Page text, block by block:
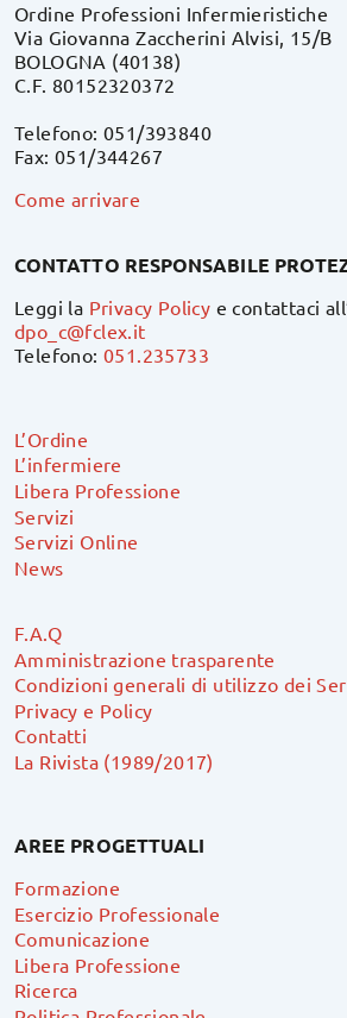
Ordine Professioni Infermieristiche
Via Giovanna Zaccherini Alvisi, 15/B
BOLOGNA (40138)
C.F. 80152320372
Telefono: 051/393840
Fax: 051/344267
Come arrivare
CONTATTO RESPONSABILE
Leggi la Privacy Policy e contattaci
dpo_c@fclex.it
Telefono:051.235733
L’Ordine
L’infermiere
Libera Professione
Servizi
Servizi Online
News
F.A.Q
Amministrazione trasparente
Condizioni generali di utilizzo dei
Privacy e Policy
Contatti
La Rivista (1989/2017)
AREE PROGETTUALI
Formazione
Esercizio Professionale
Comunicazione
Libera Professione
Ricerca